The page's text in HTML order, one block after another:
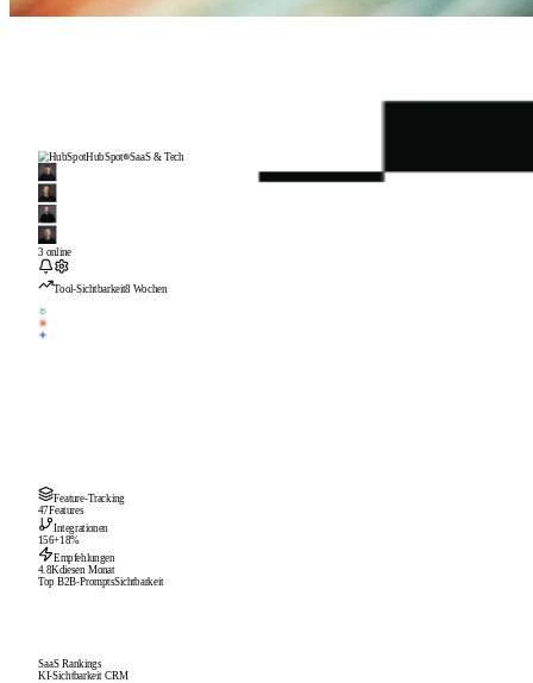
HubSpot SaaS & Tech
3 online
Tool-Sichtbarkeit8 Wochen
Feature-Tracking
47Features
Integrationen
156+18%
Empfehlungen
4.8Kdiesen Monat
Top B2B-PromptsSichtbarkeit
SaaS Rankings
KI-Sichtbarkeit CRM